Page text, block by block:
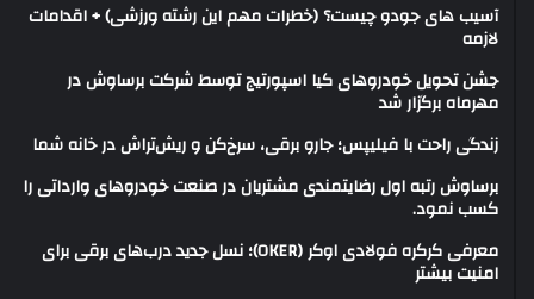
آسیب های جودو چیست؟ (خطرات مهم این رشته ورزشی) + اقدامات
لازمه
جشن تحویل خودروهای کیا اسپورتیج توسط شرکت برساوش در
مهرماه برگزار شد
زندگی راحت با فیلیپس؛ جارو برقی، سرخ‌کن و ریش‌تراش در خانه شما
برساوش رتبه اول رضایتمندی مشتریان در صنعت خودروهای وارداتی را
کسب نمود.
معرفی کرکره فولادی اوکر (OKER)؛ نسل جدید درب‌های برقی برای
امنیت بیشتر